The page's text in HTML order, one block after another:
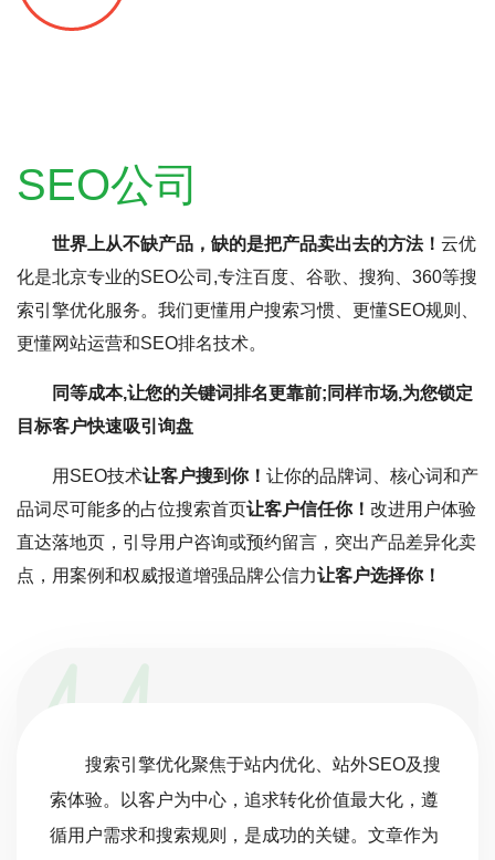
SEO公司
世界上从不缺产品，缺的是把产品卖出去的方法！ 云优
化是北京专业的SEO公司,专注百度、谷歌、搜狗、360等搜
索引擎优化服务。我们更懂用户搜索习惯、更懂SEO规则、
更懂网站运营和SEO排名技术。
同等成本,让您的关键词排名更靠前;同样市场,为您锁定
目标客户快速吸引询盘
用SEO技术让客户搜到你！ 让你的品牌词、核心词和产
品词尽可能多的占位搜索首页让客户信任你！ 改进用户体验
直达落地页，引导用户咨询或预约留言，突出产品差异化卖
点，用案例和权威报道增强品牌公信力让客户选择你！
搜索引擎优化聚焦于站内优化、站外SEO及搜
索体验。以客户为中心，追求转化价值最大化，遵
循用户需求和搜索规则，是成功的关键。文章作为